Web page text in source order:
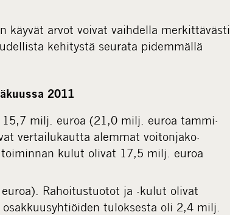
käyvät arvot voivat vaihdella merkittävästi
kehitystä seurata pidemmällä
2011
milj. euroa (21,0 milj. euroa tammi-
vertailukautta alemmat voitonjako-
kulut olivat 17,5 milj. euroa
Rahoitustuotot ja -kulut olivat
tuloksesta oli 2,4 milj.